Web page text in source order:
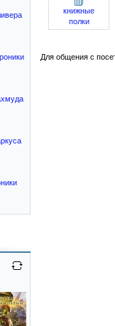
книжные
полки
Для общения с